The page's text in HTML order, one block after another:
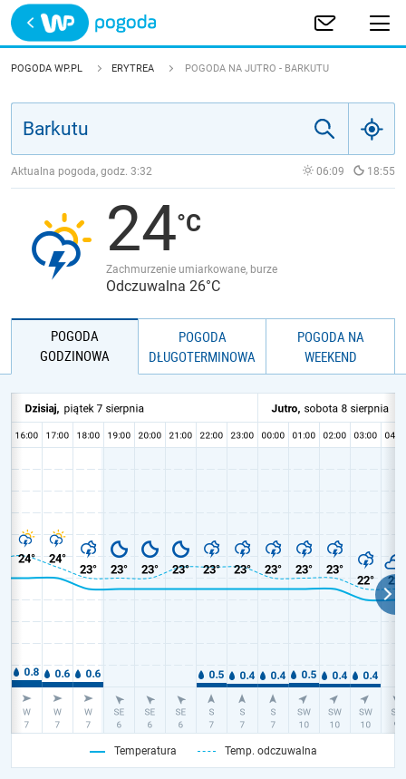
Trwa ładowanie
POLSKA
JAKOŚĆ POWIETRZA
POGODA WP.PL ERYTREA POGODA NA JUTRO - BARKUTU
Aktualna pogoda, godz. 3:32 06:09 18:55
24
Zachmurzenie umiarkowane, burze
Odczuwalna 26°C
POGODA
GODZINOWA
POGODA
DŁUGOTERMINOWA
POGODA NA
WEEKEND
Temperatura Temp. odczuwalna